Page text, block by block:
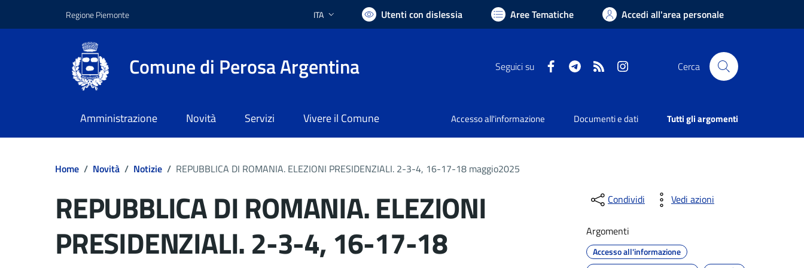
Regione Piemonte Lingua attiva:
ITA Utenti con dislessia Aree Tematiche Accedi all'area personale
Comune di Perosa Argentina Seguici su FacebookTelegramRSS Cerca
Amministrazione Novità Servizi Vivere il Comune Accesso all'informazione Documenti e dati Tutti gli argomenti
Home / Novità / Notizie / REPUBBLICA DI ROMANIA. ELEZIONI PRESIDENZIALI. 2-3-4, 16-17-18 maggio2025
REPUBBLICA DI ROMANIA. ELEZIONI
PRESIDENZIALI. 2-3-4, 16-17-18
Condividi Vedi azioni
Argomenti
Accesso all'informazione